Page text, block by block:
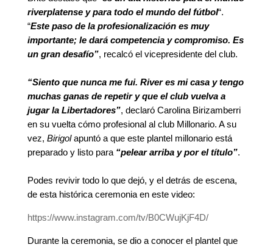
riverplatense y para todo el mundo del fútbol“.
“Este paso de la profesionalización es muy
importante; le dará competencia y compromiso. Es
un gran desafío”, recalcó el vicepresidente del club.
“Siento que nunca me fui. River es mi casa y tengo
muchas ganas de repetir y que el club vuelva a
jugar la Libertadores”, declaró Carolina Birizamberri
en su vuelta cómo profesional al club Millonario. A su
vez, Birigolapuntó a que este plantel millonario está
preparado y listo para “pelear arriba y por el título”.
Podes revivir todo lo que dejó, y el detrás de escena,
de esta histórica ceremonia en este video:
https://www.instagram.com/tv/B0CWujKjF4D/
Durante la ceremonia, se dio a conocer el plantel que